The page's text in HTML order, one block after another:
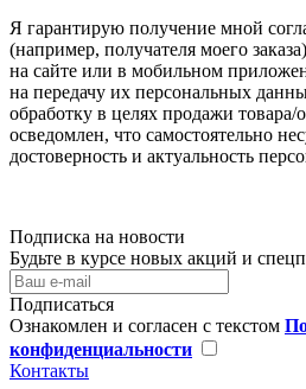
Я гарантирую получение мной
(например, получателя моего
на сайте или в мобильном
на передачу их персональных
обработку в целях продажи товара/
осведомлен, что самостоятельно
достоверность и актуальность
Подписка на новости
Будьте в курсе новых акций и
Подписаться
Ознакомлен и согласен с текстом
конфиденциальности
Контакты